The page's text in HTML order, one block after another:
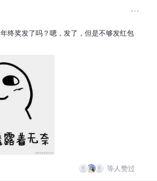
年终奖发了吗？嗯，发了，但是不够发红包
等人赞过